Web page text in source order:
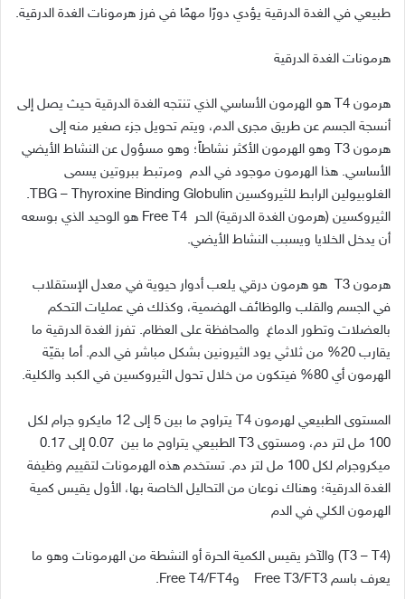
طبيعي في الغدة الدرقية يؤدي دورًا مهمًا في فرز هرمونات الغدة الدرقية.
هرمونات الغدة الدرقية
هرمون
هو الهرمون الأساسي الذي تنتجه الغدة الدرقية حيث يصل إلى
أنسجة الجسم عن طريق مجرى الدم، ويتم تحويل جزء صغير منه إلى
هرمون
وهو الهرمون الأكثر نشاطاً؛ وهو مسؤول عن النشاط الأيضي
الأساسي. هذا الهرمون موجود في الدم ومرتبط ببروتين يسمى
الغلوبيولين الرابط للثيروكسين
الثيروكسين (هرمون الغدة الدرقية) الحر Free T4 هو الوحيد الذي بوسعه
أن يدخل الخلايا ويسبب النشاط الأيضي.
هرمون
هو هرمون درقي يلعب أدوار حيوية في معدل الإستقلاب
في الجسم والقلب والوظائف الهضمية، وكذلك في عمليات التحكم
بالعضلات وتطور الدماغ والمحافظة على العظام. تفرز الغدة الدرقية ما
يقارب
من ثلاثي يود الثيرونين بشكل مباشر في الدم. أما بقيّة
الهرمون أي
فيتكون من خلال تحول الثيروكسين في الكبد والكلية.
المستوى الطبيعي لهرمون يتراوح ما بين إلى
مايكرو جرام لكل
100 مل لتر دم، ومستوى الطبيعي يتراوح ما بين 0.07 إلى
ميكروجرام لكل
مل لتر دم. تستخدم هذه الهرمونات لتقييم وظيفة
الغدة الدرقية؛ وهناك نوعان من التحاليل الخاصة بها، الأول يقيس كمية
الهرمون الكلي في الدم
(T3 – T4)
والآخر يقيس الكمية الحرة أو النشطة من الهرمونات وهو ما
يعرف باسم
وFree T4/FT4.